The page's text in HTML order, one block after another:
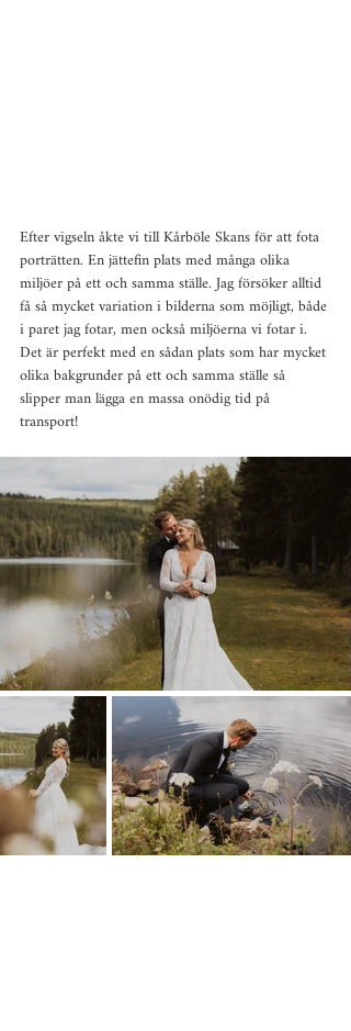
Efter vigseln åkte vi till Kårböle Skans för att fota
porträtten. En jättefin plats med många olika
miljöer på ett och samma ställe. Jag försöker alltid
få så mycket variation i bilderna som möjligt, både
i paret jag fotar, men också miljöerna vi fotar i.
Det är perfekt med en sådan plats som har mycket
olika bakgrunder på ett och samma ställe så
slipper man lägga en massa onödig tid på
transport!